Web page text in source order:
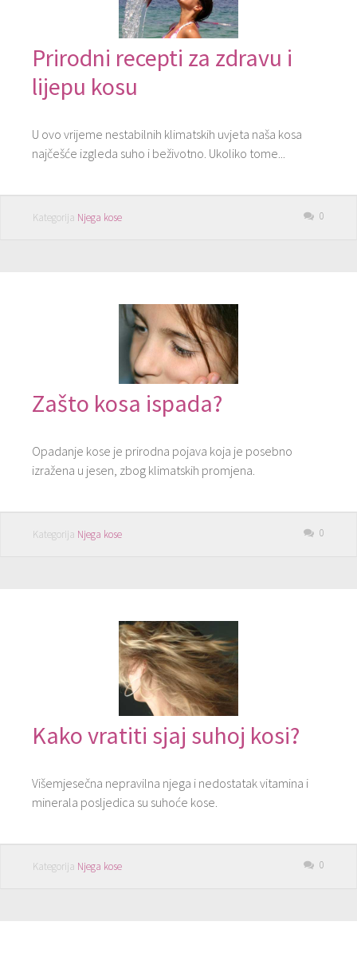
Prirodni recepti za zdravu i
lijepu kosu
U ovo vrijeme nestabilnih klimatskih uvjeta naša kosa
najčešće izgleda suho i beživotno. Ukoliko tome...
Kategorija Njega kose 0
Zašto kosa ispada?
Opadanje kose je prirodna pojava koja je posebno
izražena u jesen, zbog klimatskih promjena.
Kategorija Njega kose 0
Kako vratiti sjaj suhoj kosi?
Višemjesečna nepravilna njega i nedostatak vitamina i
minerala posljedica su suhoće kose.
Kategorija Njega kose 0